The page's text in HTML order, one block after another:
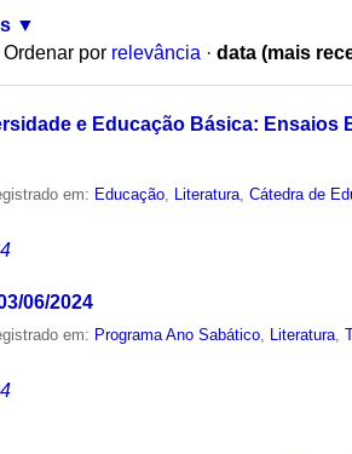
Ordenar por relevância · data (mais
e Educação Básica: Ensaios
em: Educação Literatura ,Cátedra de
06/2024
em: Programa Ano Sabático Literatura ,